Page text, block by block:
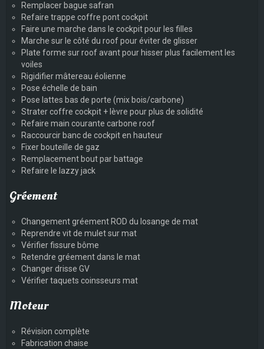
Remplacer bague safran
Refaire trappe coffre pont cockpit
Faire une marche dans le cockpit pour les filles
Marche sur le côté du roof pour éviter de glisser
Plate forme sur roof avant pour hisser plus facilement les
voiles
Rigidifier mâtereau éolienne
Pose échelle de bain
Pose lattes bas de porte (mix bois/carbone)
Strater coffre cockpit + lèvre pour plus de solidité
Refaire main courante carbone roof
Raccourcir banc de cockpit en hauteur
Fixer bouteille de gaz
Remplacement bout par battage
Refaire le lazzy jack
Gréement
Changement gréement ROD du losange de mat
Reprendre vit de mulet sur mat
Vérifier fissure bôme
Retendre gréement dans le mat
Changer drisse GV
Vérifier taquets coinsseurs mat
Moteur
Révision complète
Fabrication chaise